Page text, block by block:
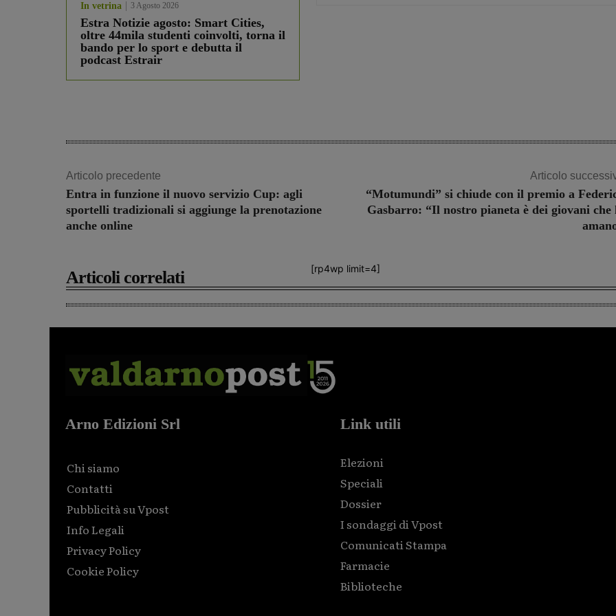
In vetrina 3 Agosto 2026
Estra Notizie agosto: Smart Cities,
oltre 44mila studenti coinvolti, torna il
bando per lo sport e debutta il
podcast Estrair
Articolo precedente
Entra in funzione il nuovo servizio Cup: agli
sportelli tradizionali si aggiunge la prenotazione
anche online
Articolo
“Motumundi” si chiude con il premio a
Gasbarro: “Il nostro pianeta è dei giovani che
[rp4wp limit=4]
Articoli correlati
Arno Edizioni Srl
Chi siamo
Contatti
Pubblicità su Vpost
Info Legali
Privacy Policy
Cookie Policy
Link utili
Elezioni
Speciali
Dossier
I sondaggi di Vpost
Comunicati Stampa
Farmacie
Biblioteche